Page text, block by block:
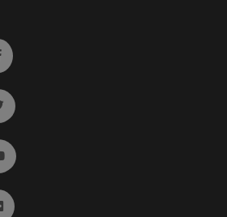
Ir a facebook (abre en ventana nueva)
Ir a twitter (abre en ventana nueva)
Ir a YouTube (abre en ventana nueva)
Ir a Flickr (abre en ventana nueva)